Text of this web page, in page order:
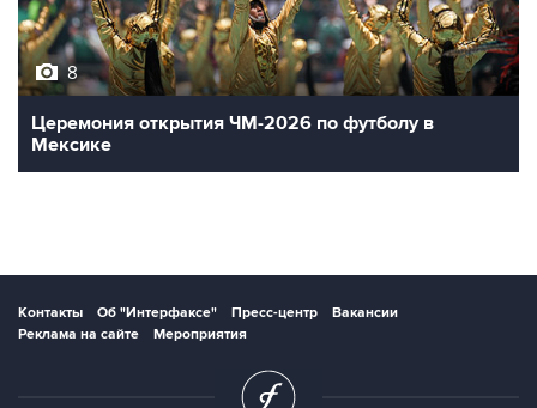
8
Церемония открытия ЧМ-2026 по футболу в
Мексике
Контакты Об "Интерфаксе" Пресс-центр
Вакансии
Реклама на сайте
Мероприятия